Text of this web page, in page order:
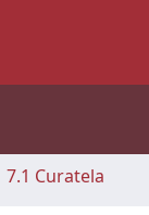
7.1 Curatela